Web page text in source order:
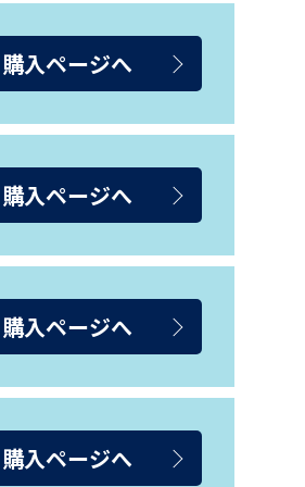
入ページへ
入ページへ
入ページへ
入ページへ